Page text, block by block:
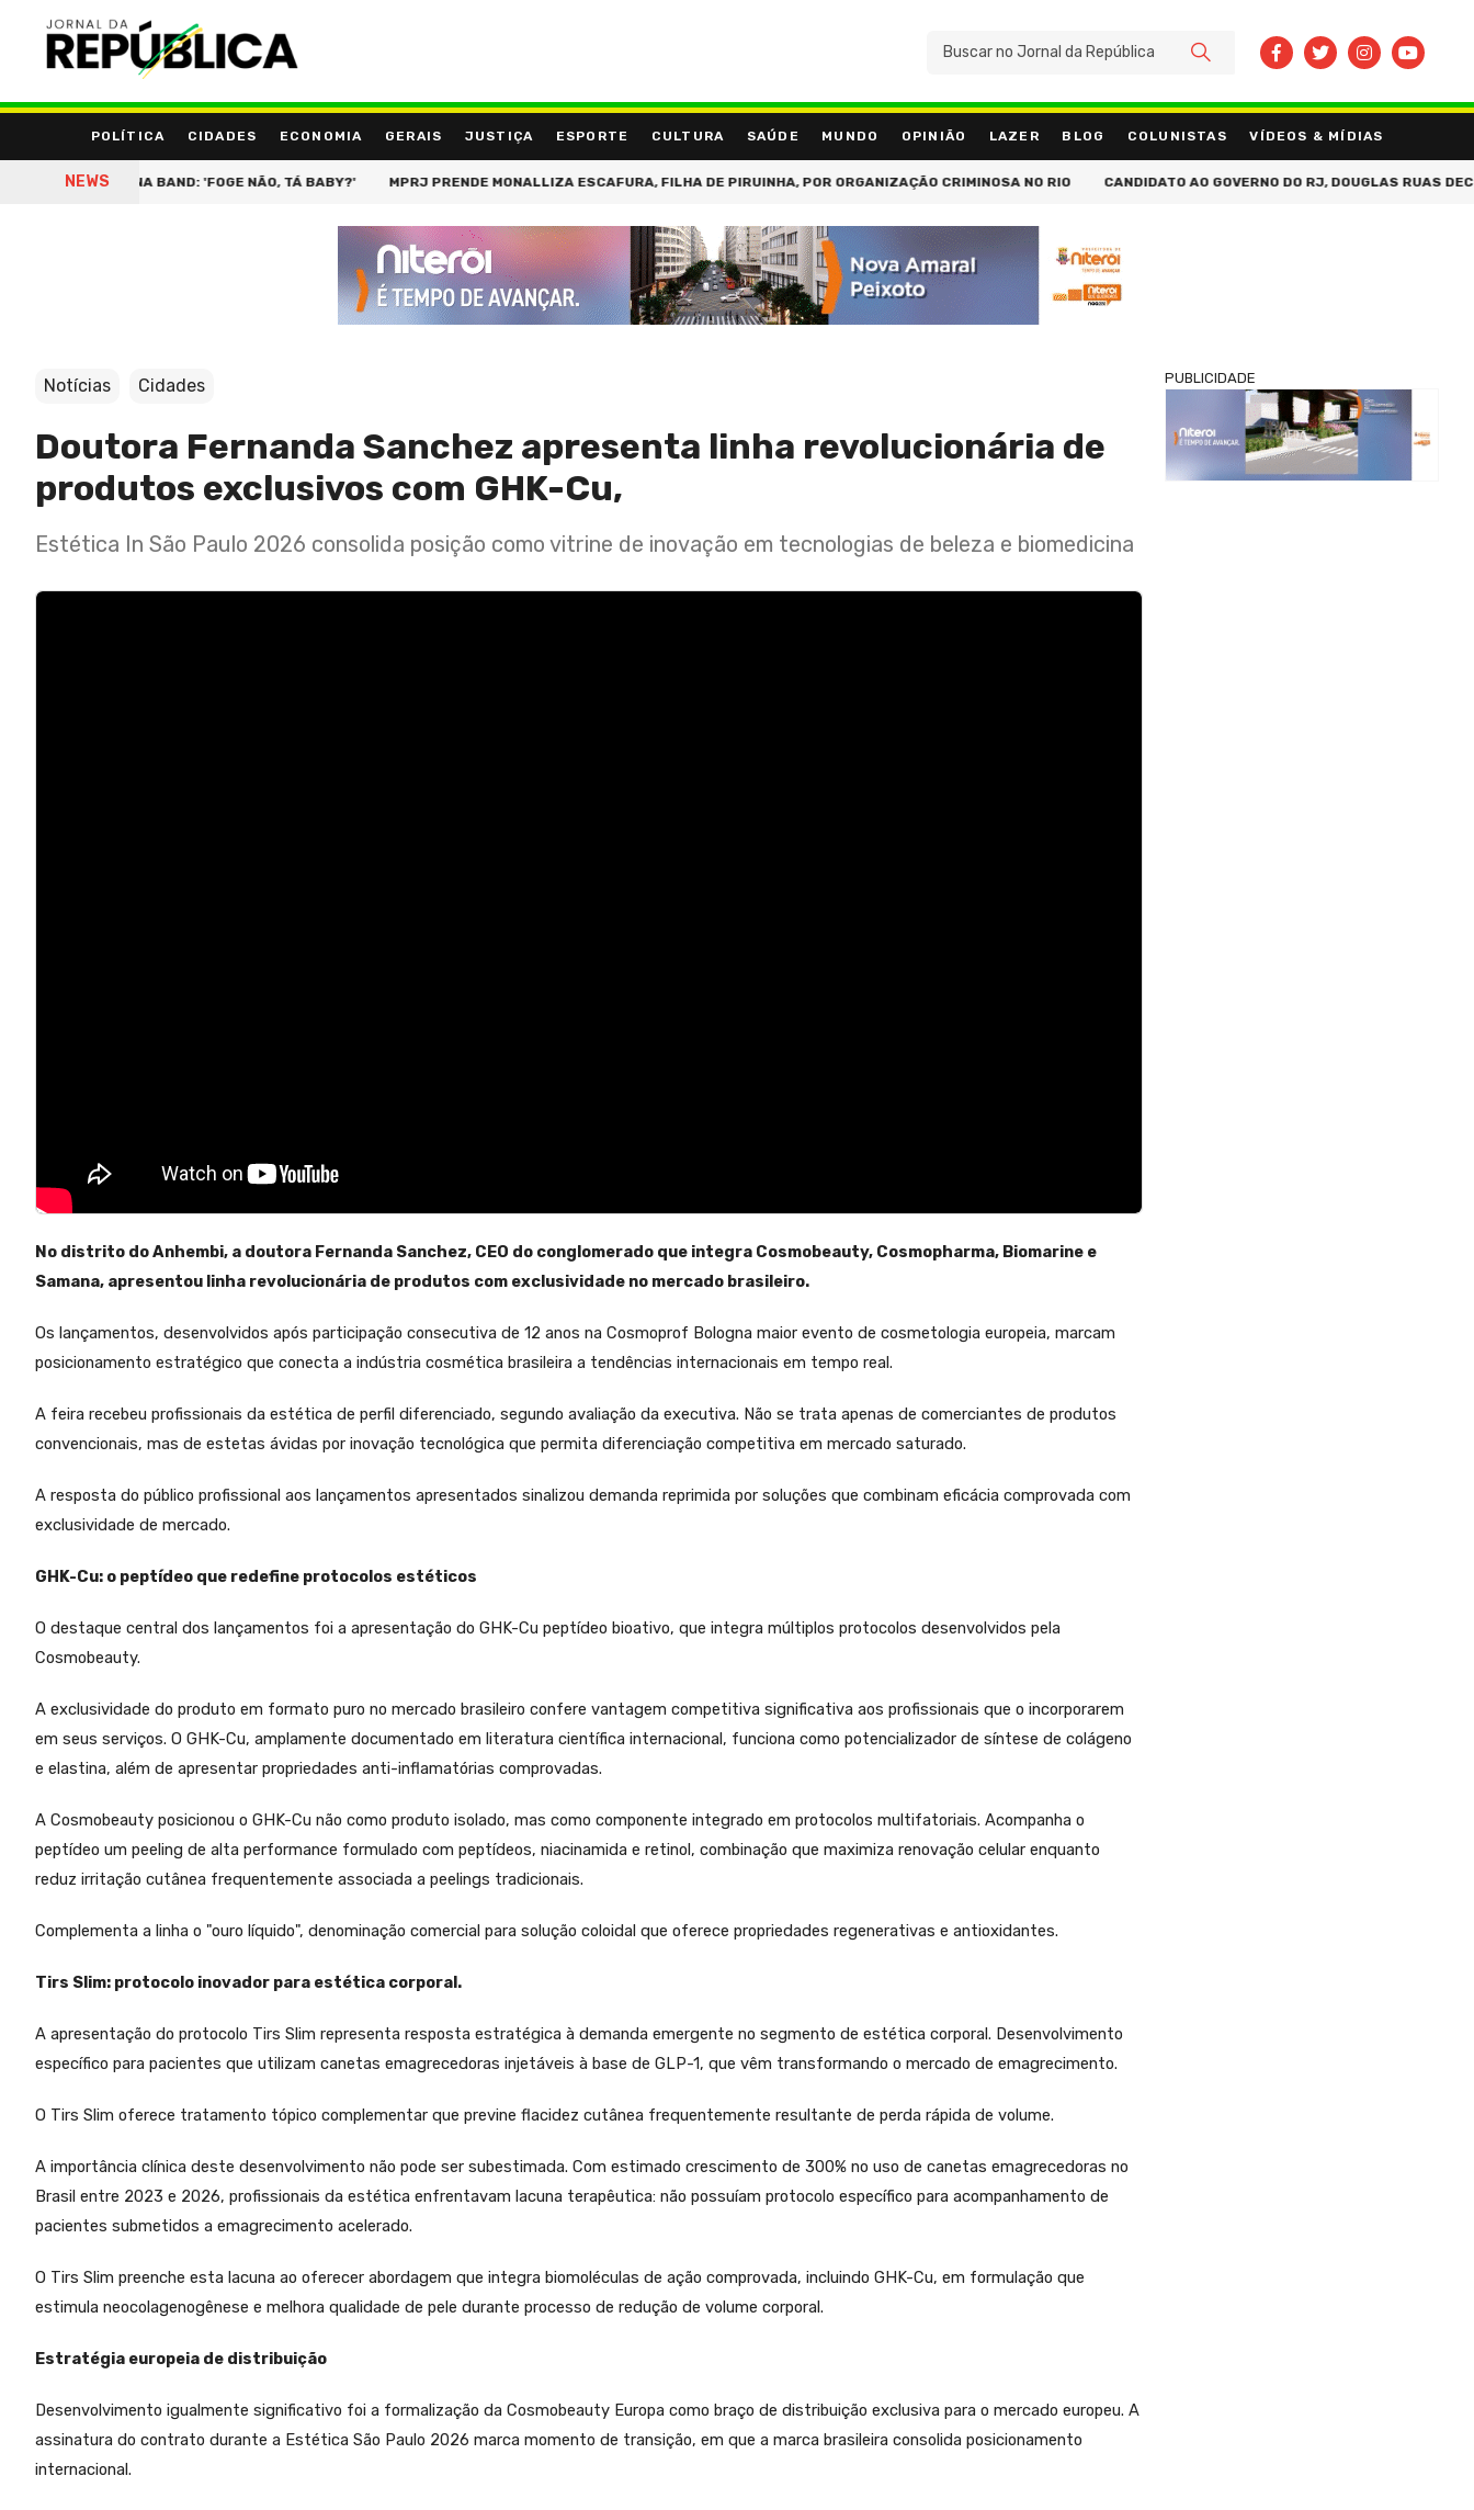
POLÍTICA CIDADES ECONOMIA GERAIS JUSTIÇA ESPORTE CULTURA SAÚDE MUNDO OPINIÃO LAZER BLOG COLUNISTAS VÍDEOS & MÍDIAS
NEWS
DEBATE NA BAND: 'FOGE NÃO, TÁ BABY?' MPRJ PRENDE MONALLIZA ESCAFURA, FILHA DE PIRUINHA, POR ORGANIZAÇÃO CRIMINOSA NO RIO CANDIDATO AO GOVERNO DO RJ, DOUGLAS RUAS DECLARA
BUSCAR
Notícias Cidades
Doutora Fernanda Sanchez apresenta linha revolucionária de
produtos exclusivos com GHK-Cu,
Estética In São Paulo 2026 consolida posição como vitrine de inovação em tecnologias de beleza e biomedicina
No distrito do Anhembi, a doutora Fernanda Sanchez, CEO do conglomerado que integra Cosmobeauty, Cosmopharma, Biomarine e
Samana, apresentou linha revolucionária de produtos com exclusividade no mercado brasileiro.
Os lançamentos, desenvolvidos após participação consecutiva de 12 anos na Cosmoprof Bologna maior evento de cosmetologia europeia, marcam
posicionamento estratégico que conecta a indústria cosmética brasileira a tendências internacionais em tempo real.
A feira recebeu profissionais da estética de perfil diferenciado, segundo avaliação da executiva. Não se trata apenas de comerciantes de produtos
convencionais, mas de estetas ávidas por inovação tecnológica que permita diferenciação competitiva em mercado saturado.
A resposta do público profissional aos lançamentos apresentados sinalizou demanda reprimida por soluções que combinam eficácia comprovada com
exclusividade de mercado.
GHK-Cu: o peptídeo que redefine protocolos estéticos
O destaque central dos lançamentos foi a apresentação do GHK-Cu peptídeo bioativo, que integra múltiplos protocolos desenvolvidos pela
Cosmobeauty.
A exclusividade do produto em formato puro no mercado brasileiro confere vantagem competitiva significativa aos profissionais que o incorporarem
em seus serviços. O GHK-Cu, amplamente documentado em literatura científica internacional, funciona como potencializador de síntese de colágeno
e elastina, além de apresentar propriedades anti-inflamatórias comprovadas.
A Cosmobeauty posicionou o GHK-Cu não como produto isolado, mas como componente integrado em protocolos multifatoriais. Acompanha o
peptídeo um peeling de alta performance formulado com peptídeos, niacinamida e retinol, combinação que maximiza renovação celular enquanto
reduz irritação cutânea frequentemente associada a peelings tradicionais.
Complementa a linha o "ouro líquido", denominação comercial para solução coloidal que oferece propriedades regenerativas e antioxidantes.
Tirs Slim: protocolo inovador para estética corporal.
A apresentação do protocolo Tirs Slim representa resposta estratégica à demanda emergente no segmento de estética corporal. Desenvolvimento
específico para pacientes que utilizam canetas emagrecedoras injetáveis à base de GLP-1, que vêm transformando o mercado de emagrecimento.
O Tirs Slim oferece tratamento tópico complementar que previne flacidez cutânea frequentemente resultante de perda rápida de volume.
A importância clínica deste desenvolvimento não pode ser subestimada. Com estimado crescimento de 300% no uso de canetas emagrecedoras no
Brasil entre 2023 e 2026, profissionais da estética enfrentavam lacuna terapêutica: não possuíam protocolo específico para acompanhamento de
pacientes submetidos a emagrecimento acelerado.
O Tirs Slim preenche esta lacuna ao oferecer abordagem que integra biomoléculas de ação comprovada, incluindo GHK-Cu, em formulação que
estimula neocolagenogênese e melhora qualidade de pele durante processo de redução de volume corporal.
Estratégia europeia de distribuição
Desenvolvimento igualmente significativo foi a formalização da Cosmobeauty Europa como braço de distribuição exclusiva para o mercado europeu. A
assinatura do contrato durante a Estética São Paulo 2026 marca momento de transição, em que a marca brasileira consolida posicionamento
internacional.
PUBLICIDADE